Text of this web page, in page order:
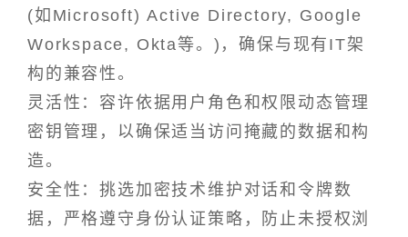
(如Microsoft) Active Directory, Google
Workspace, Okta等。)，确保与现有IT架
构的兼容性。
灵活性：容许依据用户角色和权限动态管理
密钥管理，以确保适当访问掩藏的数据和构
造。
安全性：挑选加密技术维护对话和令牌数
据，严格遵守身份认证策略，防止未授权浏